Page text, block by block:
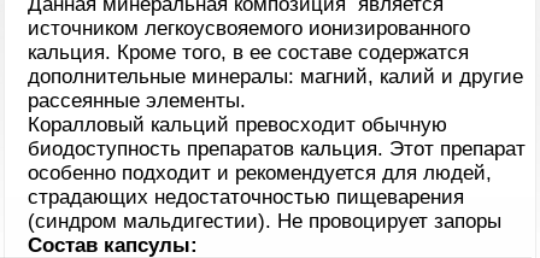
источником легкоусвояемого ионизированного
кальция. Кроме того, в ее составе содержатся
дополнительные минералы: магний, калий и другие
рассеянные элементы.
Коралловый кальций превосходит обычную
биодоступность препаратов кальция. Этот препарат
особенно подходит и рекомендуется для людей,
страдающих недостаточностью пищеварения
(синдром мальдигестии). Не провоцирует запоры
Состав капсулы: